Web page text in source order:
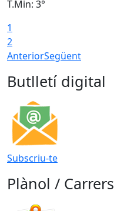
T.Min: 3°
1
2
AnteriorSegüent
Butlletí digital
Subscriu-te
Plànol / Carrers